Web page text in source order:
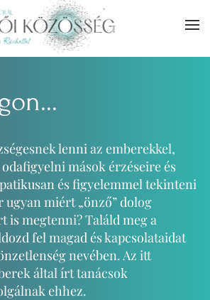
lenni az emberekkel,
mások érzéseire és
és figyelemmel tekinteni
ugyan miért „önző” dolog
is megtenni? Találd meg a
fel magad és kapcsolataidat
nevében. Az itt
által írt tanácsok
ehhez.